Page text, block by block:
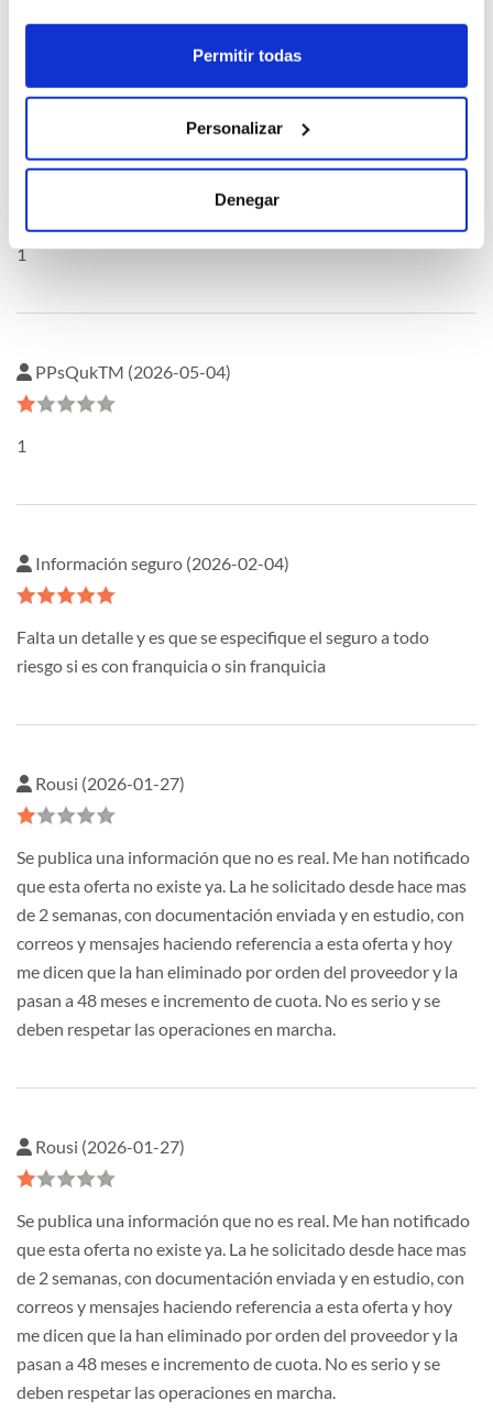
Permitir todas
Personalizar
Denegar
1
PPsQukTM (2026-05-04)
1
Información seguro (2026-02-04)
Falta un detalle y es que se especifique el seguro a todo
riesgo si es con franquicia o sin franquicia
Rousi (2026-01-27)
Se publica una información que no es real. Me han notificado
que esta oferta no existe ya. La he solicitado desde hace mas
de 2 semanas, con documentación enviada y en estudio, con
correos y mensajes haciendo referencia a esta oferta y hoy
me dicen que la han eliminado por orden del proveedor y la
pasan a 48 meses e incremento de cuota. No es serio y se
deben respetar las operaciones en marcha.
Rousi (2026-01-27)
Se publica una información que no es real. Me han notificado
que esta oferta no existe ya. La he solicitado desde hace mas
de 2 semanas, con documentación enviada y en estudio, con
correos y mensajes haciendo referencia a esta oferta y hoy
me dicen que la han eliminado por orden del proveedor y la
pasan a 48 meses e incremento de cuota. No es serio y se
deben respetar las operaciones en marcha.